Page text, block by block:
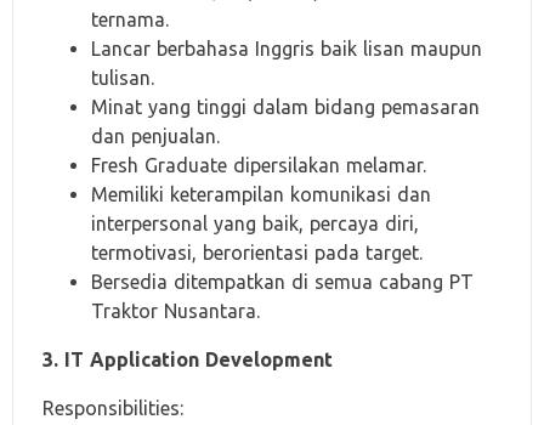
ternama.
Lancar berbahasa Inggris baik lisan maupun
tulisan.
Minat yang tinggi dalam bidang pemasaran
dan penjualan.
Fresh Graduate dipersilakan melamar.
Memiliki keterampilan komunikasi dan
interpersonal yang baik, percaya diri,
termotivasi, berorientasi pada target.
Bersedia ditempatkan di semua cabang PT
Traktor Nusantara.
3. IT Application Development
Responsibilities: